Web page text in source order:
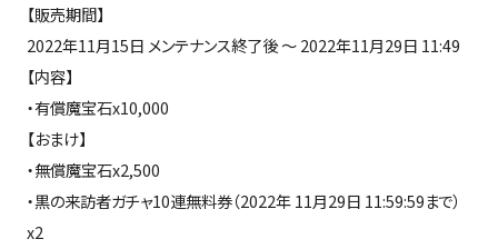
【販売期間】
2022年11月15日 メンテナンス終了後 ～ 2022年11月29日 11:49
【内容】
・有償魔宝石x10,000
【おまけ】
・無償魔宝石x2,500
・黒の来訪者ガチャ10連無料券（2022年 11月29日 11:59:59まで）
x2